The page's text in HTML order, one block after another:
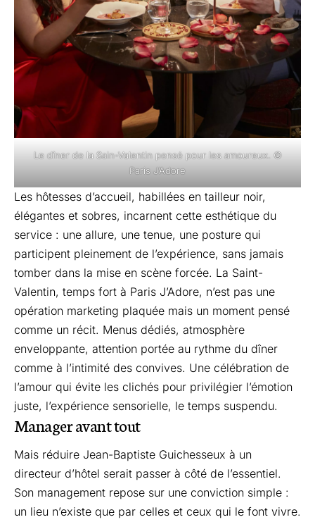
Le dîner de la Sain-Valentin pensé pour les amoureux. ©
Paris J’Adore
Les hôtesses d’accueil, habillées en tailleur noir,
élégantes et sobres, incarnent cette esthétique du
service : une allure, une tenue, une posture qui
participent pleinement de l’expérience, sans jamais
tomber dans la mise en scène forcée. La Saint-
Valentin, temps fort à Paris J’Adore, n’est pas une
opération marketing plaquée mais un moment pensé
comme un récit. Menus dédiés, atmosphère
enveloppante, attention portée au rythme du dîner
comme à l’intimité des convives. Une célébration de
l’amour qui évite les clichés pour privilégier l’émotion
juste, l’expérience sensorielle, le temps suspendu.
Manager avant tout
Mais réduire Jean-Baptiste Guichesseux à un
directeur d’hôtel serait passer à côté de l’essentiel.
Son management repose sur une conviction simple :
un lieu n’existe que par celles et ceux qui le font vivre.